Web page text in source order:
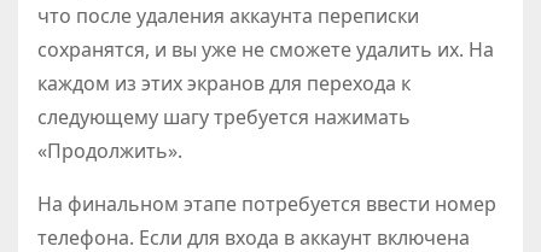
что после удаления аккаунта переписки
сохранятся, и вы уже не сможете удалить их. На
каждом из этих экранов для перехода к
следующему шагу требуется нажимать
«Продолжить».
На финальном этапе потребуется ввести номер
телефона. Если для входа в аккаунт включена